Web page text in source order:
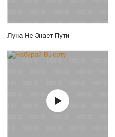
Луна Не Знает Пути